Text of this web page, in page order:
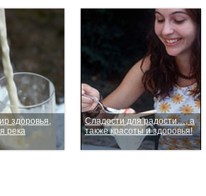
здоровья,
река
Сладости для радости…, а
также красоты и здоровья!